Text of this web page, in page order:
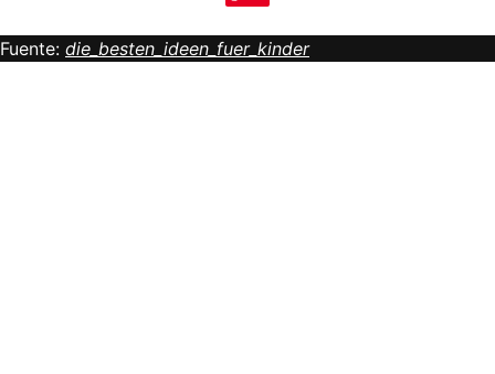
Fuente: die_besten_ideen_fuer_kinder